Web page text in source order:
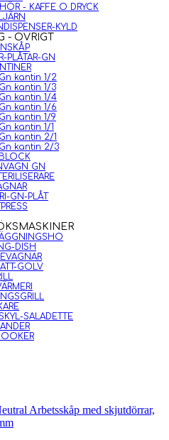
- KAFFE O DRYCK
KYLD
- ÖVRIGT
PLÅTAR-GN
Gn kantin 1/2
Gn kantin 1/3
Gn kantin 1/4
Gn kantin 1/6
Gn kantin 1/9
Gn kantin 1/1
Gn kantin 2/1
Gn kantin 2/3
GN
GN-PLÅT
DISH
GOLV
SALADETTE
Arbetsskåp med skjutdörrar,